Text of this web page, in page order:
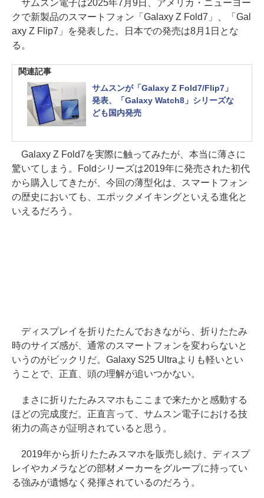
サムスン電子は2025年7月9日、アメリカ・ニューヨー
クで新製品のスマートフォン「Galaxy Z Fold7」、「Gal
axy Z Flip7」を発表した。日本での発売は8月1日とな
る。
関連記事
サムスンが「Galaxy Z Fold7/Flip7」
発表、「Galaxy Watch8」シリーズな
ども国内発売
Galaxy Z Fold7を実際に触ってみたが、本当に薄さに
驚いてしまう。Foldシリーズは2019年に発売された初代
から購入してきたが、今回の薄型化は、スマートフォン
の歴史においても、エポックメイキングといえる進化と
いえるだろう。
ディスプレイを折りたたんでおきながら、折りたたみ
時のサイズ感が、通常のスマートフォンを変わらないと
いうのがビックリだ。Galaxy S25 Ultraよりも軽いとい
うことで、正直、頭の理解が追いつかない。
まさに折りたたみスマホもここまで来たかと感動する
ほどの完成度だ。正直言って、サムスン電子における技
術力の高さが証明されていると思う。
2019年から折りたたみスマホを販売し続け、ディスプ
レイやカメラなどの部材メーカーをグループに持ってい
る強みが遺憾なく発揮されているのだろう。